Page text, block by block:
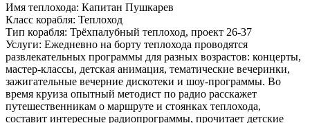
Имя теплохода: Капитан Пушкарев
Класс корабля: Теплоход
Тип корабля: Трёхпалубный теплоход, проект 26-37
Услуги: Ежедневно на борту теплохода проводятся
развлекательных программы для разных возрастов: концерты,
мастер-классы, детская анимация, тематические вечеринки,
зажигательные вечерние дискотеки и шоу-программы. Во
время круиза опытный методист по радио расскажет
путешественникам о маршруте и стоянках теплохода,
составит интересные радиопрограммы, прочитает детские